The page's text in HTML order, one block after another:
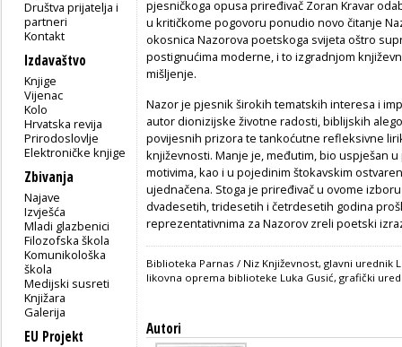
Društva prijatelja i
partneri
Kontakt
Izdavaštvo
Knjige
Vijenac
Kolo
Hrvatska revija
Prirodoslovlje
Elektroničke knjige
Zbivanja
Najave
Izvješća
Mladi glazbenici
Filozofska škola
Komunikološka
škola
Medijski susreti
Knjižara
Galerija
EU Projekt
pjesničkoga opusa priređivač Zoran Kravar
u kritičkome pogovoru ponudio novo čitanje
okosnica Nazorova poetskoga svijeta oštro
postignućima moderne, i to izgradnjom
mišljenje.
Nazor je pjesnik širokih tematskih interesa i
autor dionizijske životne radosti, biblijskih
povijesnih prizora te tankoćutne refleksivne
književnosti. Manje je, međutim, bio uspješan
motivima, kao i u pojedinim štokavskim
ujednačena. Stoga je priređivač u ovome
dvadesetih, tridesetih i četrdesetih godina
reprezentativnima za Nazorov zreli poetski
Biblioteka Parnas / Niz Književnost, glavni urednik
likovna oprema biblioteke Luka Gusić, grafički
Autori